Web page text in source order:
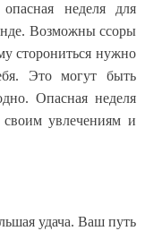
неделя для
Возможны ссоры
сторониться нужно
Это могут быть
Опасная неделя
увлечениям и
удача. Ваш путь